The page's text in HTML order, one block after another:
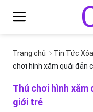
Trang chủ Tin Tức
chơi hình xăm quái đản
Thú chơi hình xăm
giới trẻ